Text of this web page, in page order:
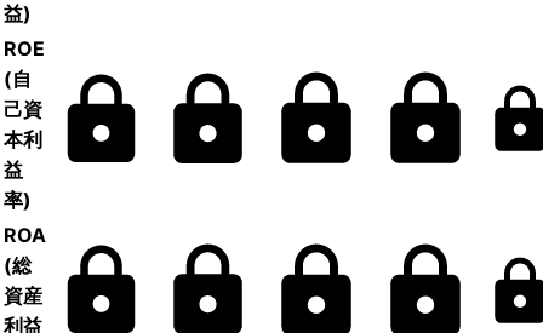
益)
ROE
(自
己資
本利
益
率)
ROA
(総
資産
利益